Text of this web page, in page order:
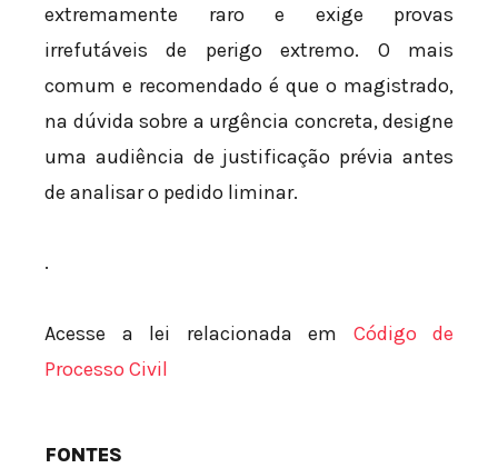
extremamente raro e exige provas
irrefutáveis de perigo extremo. O mais
comum e recomendado é que o magistrado,
na dúvida sobre a urgência concreta, designe
uma audiência de justificação prévia antes
de analisar o pedido liminar.
.
Acesse a lei relacionada em Código de
Processo Civil
FONTES